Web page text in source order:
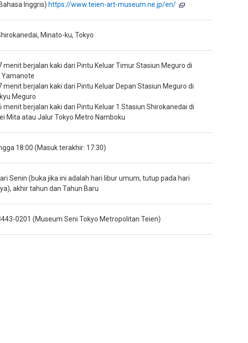
Inggris) https://www.teien-art-museum.ne.jp/en/
Minato-ku, Tokyo
menit berjalan kaki dari Pintu Keluar Timur Stasiun Meguro di
Yamanote
menit berjalan kaki dari Pintu Keluar Depan Stasiun Meguro di
Meguro
menit berjalan kaki dari Pintu Keluar 1 Stasiun Shirokanedai di
Mita atau Jalur Tokyo Metro Namboku
18:00 (Masuk terakhir: 17:30)
Senin (buka jika ini adalah hari libur umum, tutup pada hari
akhir tahun dan Tahun Baru
0201 (Museum Seni Tokyo Metropolitan Teien)